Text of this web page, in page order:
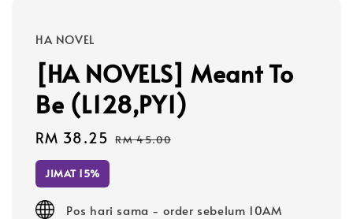
HA NOVEL
[HA NOVELS] Meant To
Be (L128,PY1)
Sale
price
RM 38.25 Regular
RM 45.00
JIMAT 15%
Pos hari sama - order sebelum 10AM